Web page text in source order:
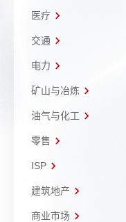
医疗
交通
电力
矿山与冶炼
油气与化工
零售
ISP
建筑地产
商业市场